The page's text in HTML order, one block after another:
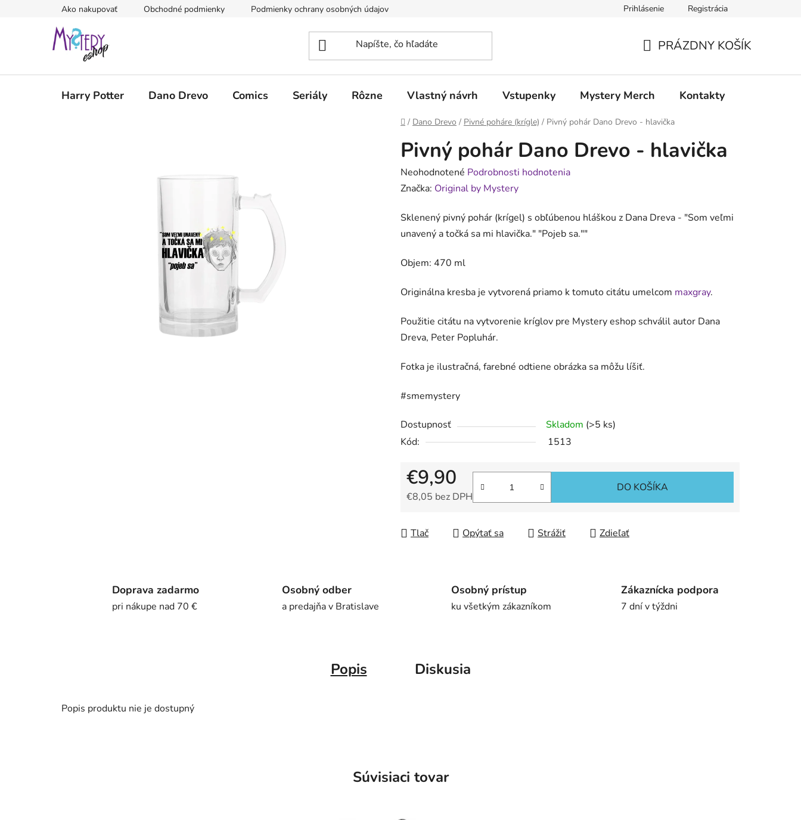
Ako nakupovať Obchodné podmienky Podmienky ochrany osobných údajov Doprava a platbaPrihlásenie Registrácia
KOŠÍK
PRÁZDNY KOŠÍK
Harry Potter Dano Drevo Comics Seriály Rôzne Vlastný návrh Vstupenky Mystery Merch Kontakty
Domov
/ Dano Drevo / Pivné poháre (krígle) / Pivný pohár Dano Drevo - hlavička
Pivný pohár Dano Drevo - hlavička
Priemerné
hodnotenie
je
0,0
5
Neohodnotené Podrobnosti hodnotenia
Značka: Original by Mystery
Sklenený pivný pohár (krígel) s obľúbenou hláškou z Dana Dreva - "Som veľmi
unavený a točká sa mi hlavička." "Pojeb sa.""
Objem: 470 ml
Originálna kresba je vytvorená priamo k tomuto citátu umelcom maxgray.
Použitie citátu na vytvorenie kríglov pre Mystery eshop schválil autor Dana
Dreva, Peter Popluhár.
Fotka je ilustračná, farebné odtiene obrázka sa môžu líšiť.
#smemystery
Dostupnosť Skladom (>5 ks)
Kód:
1513
€9,90
€8,05 bez DPH
DO KOŠÍKA
Tlač Opýtať sa Strážiť Zdieľať
Doprava zadarmo
pri nákupe nad 70 €
Osobný odber
a predajňa v Bratislave
Osobný prístup
ku všetkým zákazníkom
Zákaznícka podpora
7 dní v týždni
Popis Diskusia
Popis produktu nie je dostupný
Súvisiaci tovar